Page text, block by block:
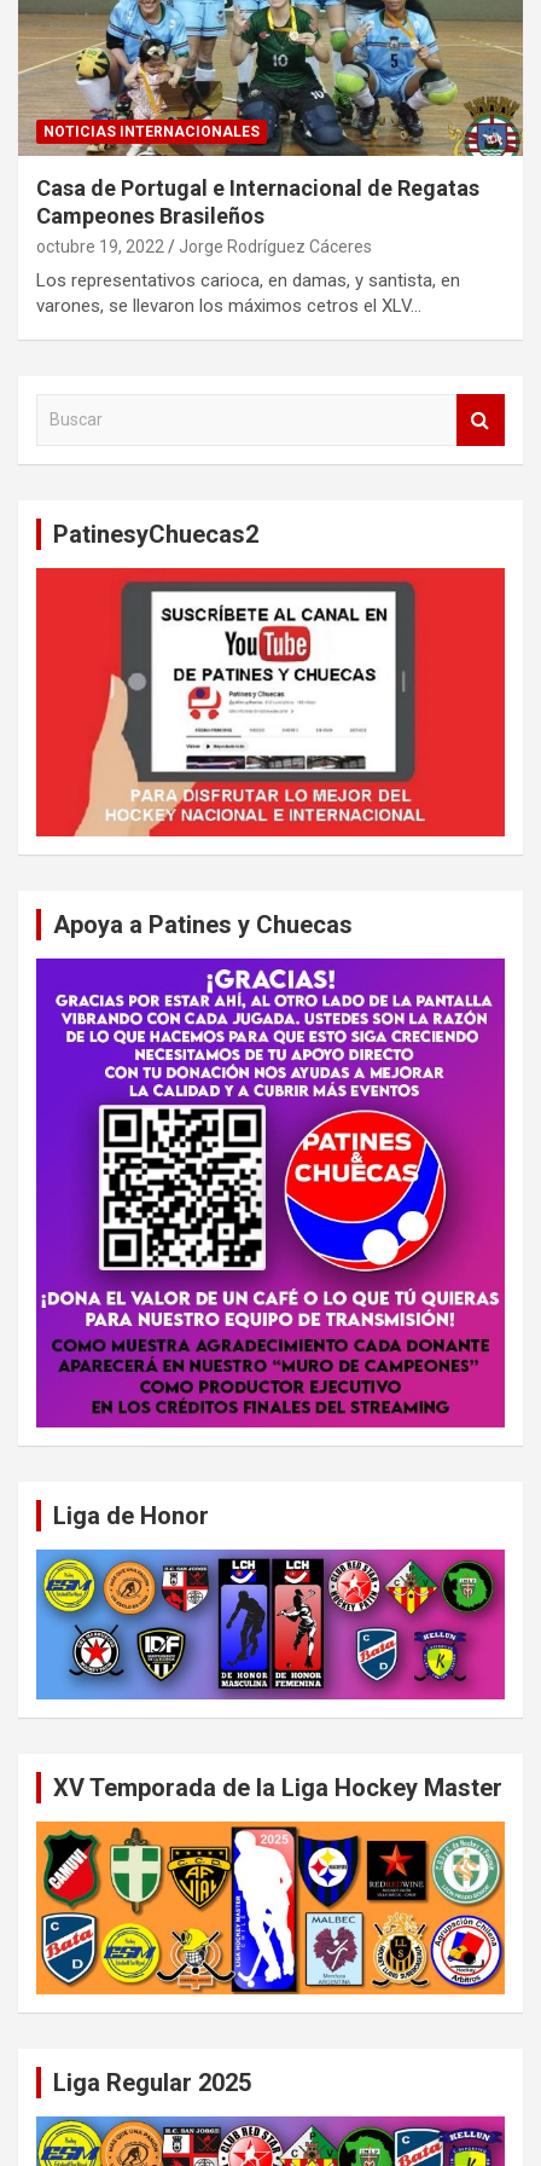
NOTICIAS INTERNACIONALES
Casa de Portugal e Internacional de Regatas
Campeones Brasileños
octubre 19, 2022 Jorge Rodríguez Cáceres
Los representativos carioca, en damas, y santista, en
varones, se llevaron los máximos cetros el XLV…
PatinesyChuecas2
Apoya a Patines y Chuecas
Liga de Honor
XV Temporada de la Liga Hockey Master
Liga Regular 2025